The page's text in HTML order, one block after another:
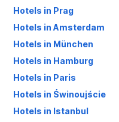
Hotels in Prag
Hotels in Amsterdam
Hotels in München
Hotels in Hamburg
Hotels in Paris
Hotels in Świnoujście
Hotels in Istanbul